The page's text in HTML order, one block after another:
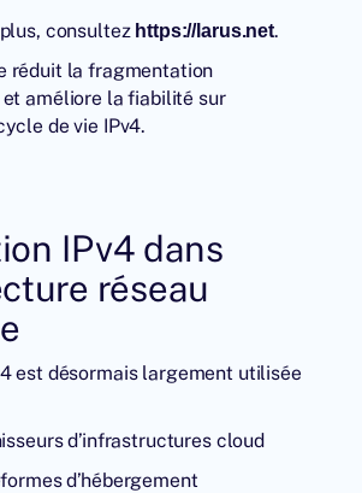
consultez https://larus.net.
réduit la fragmentation
améliore la fiabilité sur
de vie IPv4.
IPv4 dans
réseau
est désormais largement utilisée
d’infrastructures cloud
d’hébergement